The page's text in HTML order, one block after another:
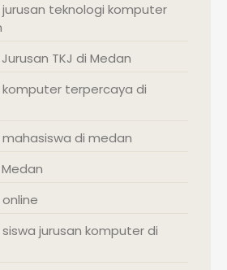
teknologi komputer
TKJ di Medan
terpercaya di
di medan
jurusan komputer di